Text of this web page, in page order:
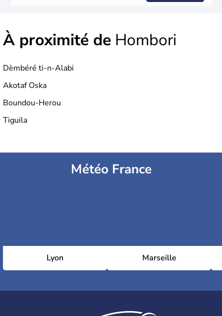
À proximité de Hombori
Dèmbéré ti-n-Alabi
Akotaf Oska
Boundou-Herou
Tiguila
Météo France
Lyon Marseille